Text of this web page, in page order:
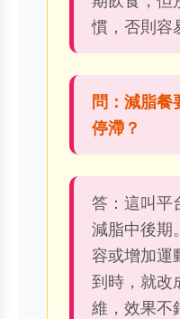
慣，否則容
問：減脂餐
停滯？
答：這叫平
減脂中後期
容或增加運
到時，就改
維，效果不